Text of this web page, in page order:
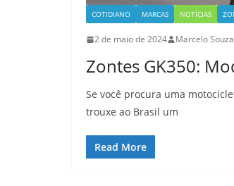
COTIDIANO MARCAS NOTÍCIAS
2 de maio de 2024 Marcelo Souza
Zontes GK350:
Se você procura uma
trouxe ao Brasil um
Read More